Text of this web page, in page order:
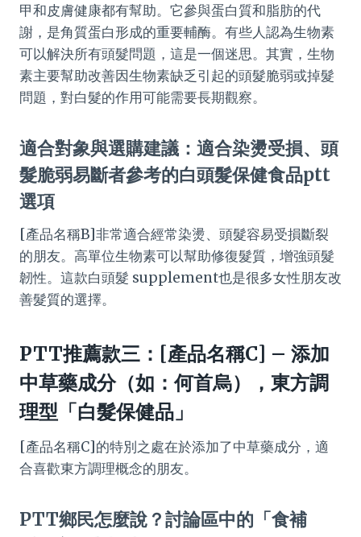
甲和皮膚健康都有幫助。它參與蛋白質和脂肪的代
謝，是角質蛋白形成的重要輔酶。有些人認為生物素
可以解決所有頭髮問題，這是一個迷思。其實，生物
素主要幫助改善因生物素缺乏引起的頭髮脆弱或掉髮
問題，對白髮的作用可能需要長期觀察。
適合對象與選購建議：適合染燙受損、頭
髮脆弱易斷者參考的白頭髮保健食品ptt
選項
[產品名稱B]非常適合經常染燙、頭髮容易受損斷裂
的朋友。高單位生物素可以幫助修復髮質，增強頭髮
韌性。這款白頭髮 supplement也是很多女性朋友改
善髮質的選擇。
PTT推薦款三：[產品名稱C] – 添加
中草藥成分（如：何首烏），東方調
理型「白髮保健品」
[產品名稱C]的特別之處在於添加了中草藥成分，適
合喜歡東方調理概念的朋友。
PTT鄉民怎麼說？討論區中的「食補